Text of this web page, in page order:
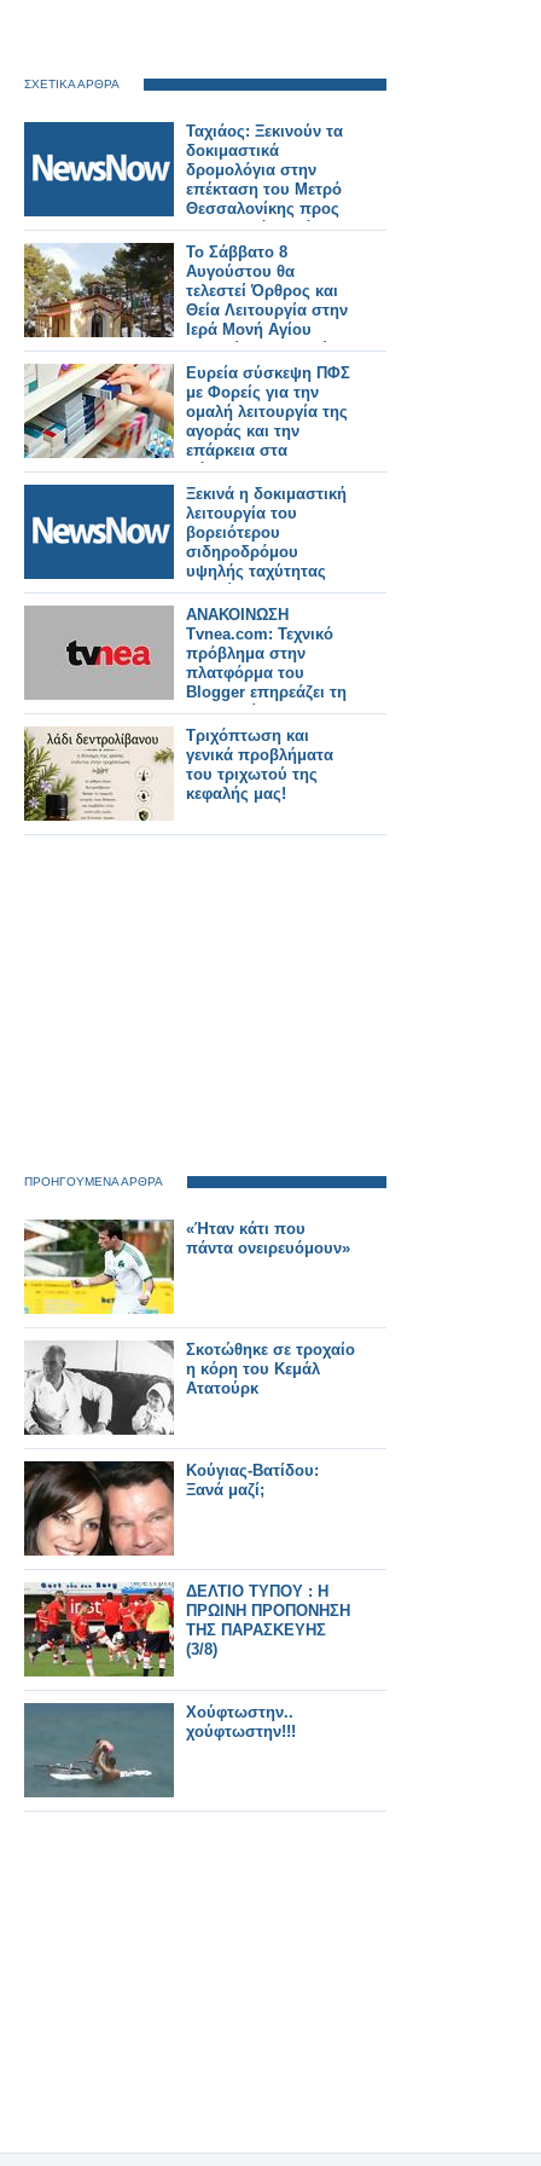
ΣΧΕΤΙΚΑ ΑΡΘΡΑ
Ταχιάος: Ξεκινούν τα
δοκιμαστικά
δρομολόγια στην
επέκταση του Μετρό
Θεσσαλονίκης προς
Καλαμαριά – Στόχος η
λειτουργία έως το
τέλος του μήνα.
Το Σάββατο 8
Αυγούστου θα
τελεστεί Όρθρος και
Θεία Λειτουργία στην
Ιερά Μονή Αγίου
Γεωργίου Αστακού
στις 07:00 το πρωί.
Ευρεία σύσκεψη ΠΦΣ
με Φορείς για την
ομαλή λειτουργία της
αγοράς και την
επάρκεια στα
φάρμακα!
Ξεκινά η δοκιμαστική
λειτουργία του
βορειότερου
σιδηροδρόμου
υψηλής ταχύτητας
της Κίνας.
ΑΝΑΚΟΙΝΩΣΗ
Tvnea.com: Τεχνικό
πρόβλημα στην
πλατφόρμα του
Blogger επηρεάζει τη
λειτουργία της
ιστοσελίδας
Τριχόπτωση και
γενικά προβλήματα
του τριχωτού της
κεφαλής μας!
ΠΡΟΗΓΟΥΜΕΝΑ ΑΡΘΡΑ
«Ήταν κάτι που
πάντα ονειρευόμουν»
Σκοτώθηκε σε τροχαίο
η κόρη του Κεμάλ
Ατατούρκ
Κούγιας-Βατίδου:
Ξανά μαζί;
ΔΕΛΤΙΟ ΤΥΠΟΥ : Η
ΠΡΩΙΝΗ ΠΡΟΠΟΝΗΣΗ
ΤΗΣ ΠΑΡΑΣΚΕΥΗΣ
(3/8)
Χούφτωστην..
χούφτωστην!!!